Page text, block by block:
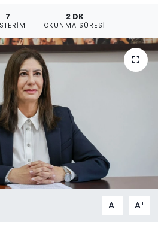
7 2 DK
OKUNMA SÜRESI
A- A+
2018